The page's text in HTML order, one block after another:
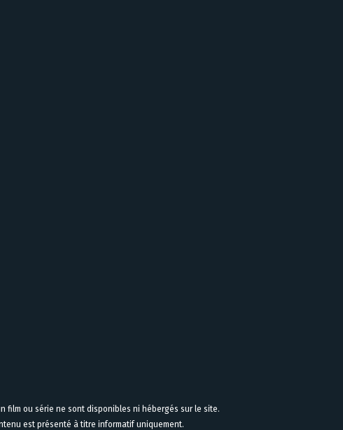
film ou série ne sont disponibles ni hébergés sur le site.
est présenté à titre informatif uniquement.